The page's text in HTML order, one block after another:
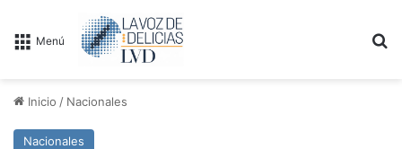
Menú
Inicio / Nacionales
Nacionales